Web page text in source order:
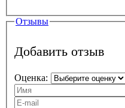
Отзывы
Добавить отзыв
Оценка:
Ваше имя